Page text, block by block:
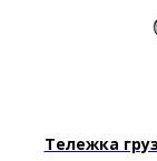
Тележка